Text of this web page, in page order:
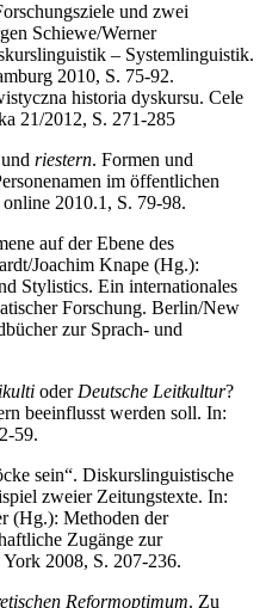
und zwei
Schiewe/Werner
– System­lin­guistik.
2010, S. 75-92.
historia dyskursu. Cele
21/2012, S. 271-285
und riestern. Formen und
im öffentlichen
2010.1, S. 79-98.
auf der Ebene des
Joachim Knape (Hg.):
Stylistics. Ein internationales
Forschung. Berlin/New
zur Sprach- und
oder Deutsche Leitkultur?
beeinflusst werden soll. In:
59.
sein“. Diskurslinguistische
zweier Zeitungstexte. In:
(Hg.): Methoden der
Zugänge zur
2008, S. 207-236.
Reformoptimum. Zu